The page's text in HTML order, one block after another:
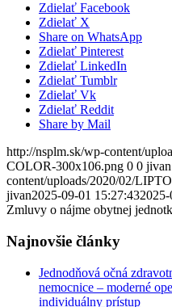
Zdielať Facebook
Zdielať X
Share on WhatsApp
Zdielať Pinterest
Zdielať LinkedIn
Zdielať Tumblr
Zdielať Vk
Zdielať Reddit
Share by Mail
http://nsplm.sk/wp-content/
COLOR-300x106.png 0 0 jivan
content/uploads/2020/02/
jivan2025-09-01 15:27:43
Zmluvy o nájme obytnej
Najnovšie články
Jednodňová očná
nemocnice – moderné
individuálny prístup